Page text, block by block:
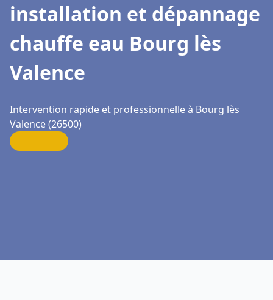
installation et dépannage
chauffe eau Bourg lès
Valence
Intervention rapide et professionnelle à Bourg lès
Valence (26500)